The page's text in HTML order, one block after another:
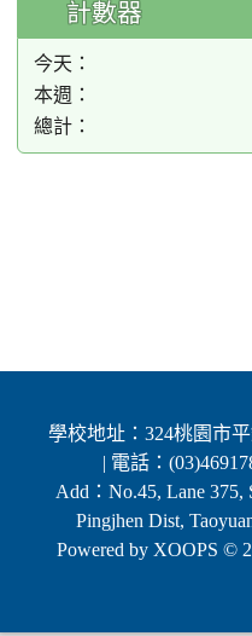
計數器
今天：
本週：
總計：
學校地址：324桃園市
| 電話：
Add：No.45, Lane 375,
Pingjhen Dist,
Powered by XOOPS ©